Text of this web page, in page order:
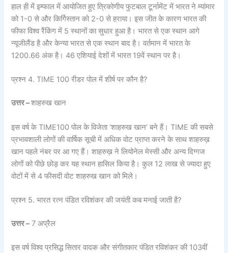
हाल ही में इम्फाल में आयोजित हुए त्रिकोणीय फुटबाल टूर्नामेंट में भारत ने म्यांमार
को 1-0 से और किर्गिस्तान को 2-0 से हराया। इस जीत के कारण भारत की
फीफा विश्व रैंकिंग में 5 स्थानों का सुधार हुआ है। भारत से एक स्थान आगे
न्यूजीलैंड है और केन्या भारत से एक स्थान बाद है। वर्तमान में भारत के
1200.66 अंक है। 46 एशियाई देशों में भारत 19वें स्थान पर है।
प्रश्न 4. TIME 100 रीडर पोल में शीर्ष पर कौन है?
उत्तर –शाहरुख खान
इस वर्ष के TIME100 पोल के विजेता ‘शाहरुख खान’ बने हैं। TIME की सबसे
प्रभावशाली लोगों की वार्षिक सूची में अधिक वोट प्राप्त करने के साथ शाहरुख़
खान पहले नंबर पर आ गए हैं। शाहरुख़ ने लियोनेल मेस्सी और अन्य दिग्गज
लोगों को पीछे छोड़ कर यह स्थान हासिल किया है। कुल 12 लाख से ज्यादा हुए
वोटों में से 4 फीसदी वोट शाहरुख खान को मिले।
प्रश्न 5. भारत रत्न पंडित रविशंकर की जयंती कब मनाई जाती है?
उत्तर –7 अप्रैल
इस वर्ष विश्व प्रसिद्ध सितार वादक और संगीतकार पंडित रविशंकर की 103वीं